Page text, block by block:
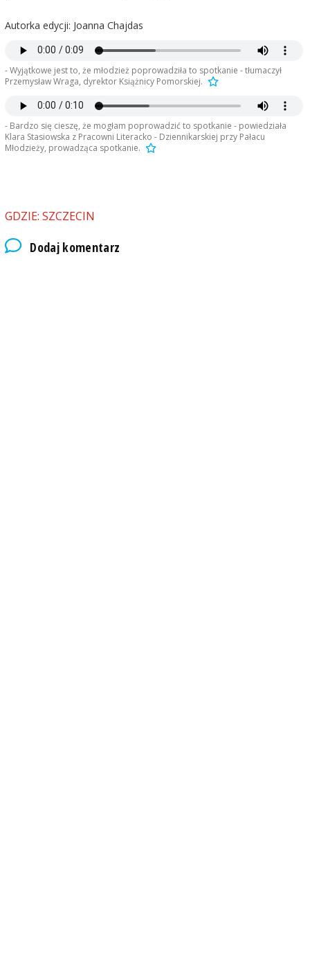
Autorka edycji: Joanna Chajdas
- Wyjątkowe jest to, że młodzież poprowadziła to spotkanie - tłumaczył
Przemysław Wraga, dyrektor Książnicy Pomorskiej.
- Bardzo się cieszę, że mogłam poprowadzić to spotkanie - powiedziała
Klara Stasiowska z Pracowni Literacko - Dziennikarskiej przy Pałacu
Młodzieży, prowadząca spotkanie.
GDZIE: SZCZECIN
Dodaj komentarz